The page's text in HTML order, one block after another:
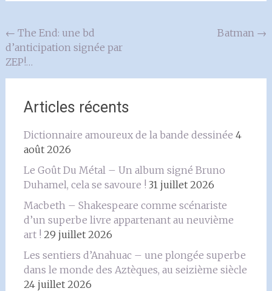
Navigation
de
← The End: une bd
d’anticipation signée par
ZEP!…
Batman →
Articles récents
Dictionnaire amoureux de la bande dessinée 4
août 2026
Le Goût Du Métal – Un album signé Bruno
Duhamel, cela se savoure ! 31 juillet 2026
Macbeth – Shakespeare comme scénariste
d’un superbe livre appartenant au neuvième
art ! 29 juillet 2026
Les sentiers d’Anahuac – une plongée superbe
dans le monde des Aztèques, au seizième siècle
24 juillet 2026